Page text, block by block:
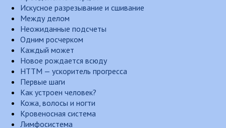
Искусное разрезывание и сшивание
Между делом
Неожиданные подсчеты
Одним росчерком
Каждый может
Новое рождается всюду
НТТМ — ускоритель прогресса
Первые шаги
Как устроен человек?
Кожа, волосы и ногти
Кровеносная система
Лимфосистема